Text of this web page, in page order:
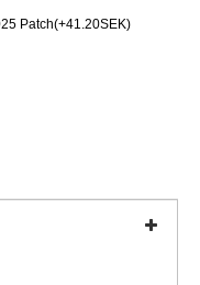
Patch(+41.20SEK)